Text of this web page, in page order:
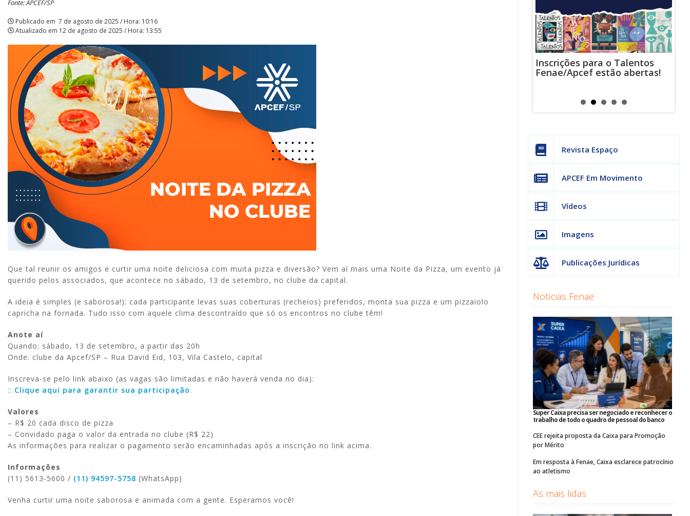
|
APCEF/SP
Fonte: APCEF/SP
Publicado em 7 de agosto de 2025 / Hora: 10:16
Atualizado em 12 de agosto de 2025 / Hora: 13:55
Que tal reunir os amigos e curtir uma noite deliciosa com muita pizza e diversão? Vem aí mais uma Noite da Pizza, um evento já
querido pelos associados, que acontece no sábado, 13 de setembro, no clube da capital.
A ideia é simples (e saborosa!): cada participante levas suas coberturas (recheios) preferidos, monta sua pizza e um pizzaiolo
capricha na fornada. Tudo isso com aquele clima descontraído que só os encontros no clube têm!
Anote aí
Quando: sábado, 13 de setembro, a partir das 20h
Onde: clube da Apcef/SP – Rua David Eid, 103, Vila Castelo, capital
Inscreva-se pelo link abaixo (as vagas são limitadas e não haverá venda no dia):
:: Clique aqui para garantir sua participação.
Valores
– R$ 20 cada disco de pizza
– Convidado paga o valor da entrada no clube (R$ 22)
As informações para realizar o pagamento serão encaminhadas após a inscrição no link acima.
Informações
(11) 5613-5600 / (11) 94597-5758 (WhatsApp)
Venha curtir uma noite saborosa e animada com a gente. Esperamos você!
Aproveite a parceria da Apcef
com o Sesi e invista em saúde
e momentos de lazer!
Inscrições para o Talentos
Fenae/Apcef estão abertas!
Revista Espaço
APCEF Em Movimento
Vídeos
Imagens
Publicações Jurídicas
Notícias Fenae
Super Caixa precisa ser negociado e reconhecer o
trabalho de todo o quadro de pessoal do banco
CEE rejeita proposta da Caixa para Promoção
por Mérito
Em resposta à Fenae, Caixa esclarece patrocínio
ao atletismo
As mais lidas